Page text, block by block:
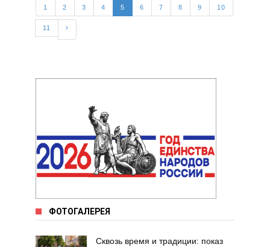
1 2 3 4 5 6 7 8 9 10
11
ФОТОГАЛЕРЕЯ
Сквозь время и традиции: показ